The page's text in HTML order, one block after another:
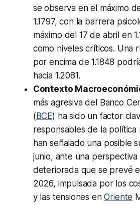
se observa en el máximo
1.1797, con la barrera
máximo del 17 de abril en
como niveles críticos. Una
por encima de 1.1848
hacia 1.2081.
Contexto
más agresiva del Banco
(BCE) ha sido un factor
responsables de la política
han señalado una posible
junio, ante una
deteriorada que se prevé
2026, impulsada por los
y las tensiones enOriente